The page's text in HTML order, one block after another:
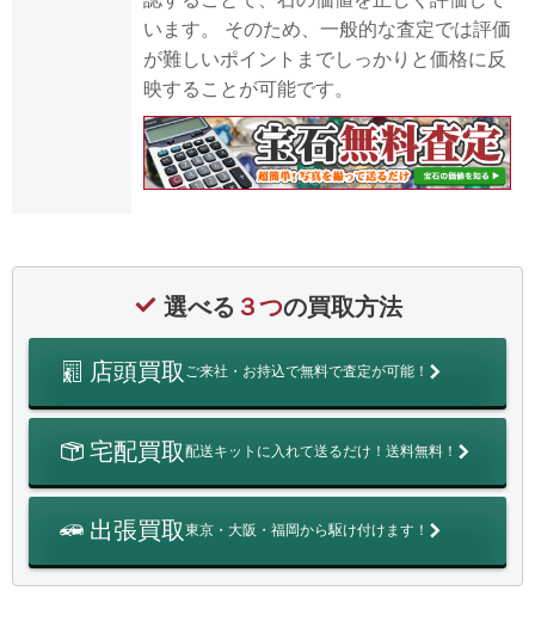
います。 そのため、一般的な査定では評価
が難しいポイントまでしっかりと価格に反
映することが可能です。
選べる ３つの買取方法
店頭買取 ご来社・お持込で無料で査定が可能！
宅配買取配送キットに入れて送るだけ！送料無料！
出張買取東京・大阪・福岡から駆け付けます！